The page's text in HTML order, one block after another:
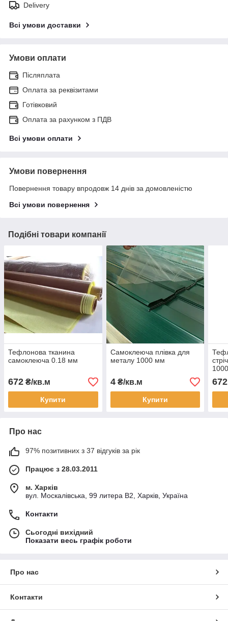
Delivery
Всі умови доставки
Умови оплати
Післяплата
Оплата за реквізитами
Готівковий
Оплата за рахунком з ПДВ
Всі умови оплати
Умови повернення
Повернення товару впродовж 14 днів за домовленістю
Всі умови повернення
Подібні товари компанії
Тефлонова тканина
самоклеюча 0.18 мм
672 ₴/кв.м
Купити
Самоклеюча плівка для
металу 1000 мм
4₴/кв.м
Купити
мкр)
672
Про нас
97% позитивних з 37 відгуків за рік
Працює з 28.03.2011
м. Харків
вул. Москалівська, 99 литера В2, Харків, Україна
Контакти
Сьогодні вихідний
Показати весь графік роботи
Про нас
Контакти